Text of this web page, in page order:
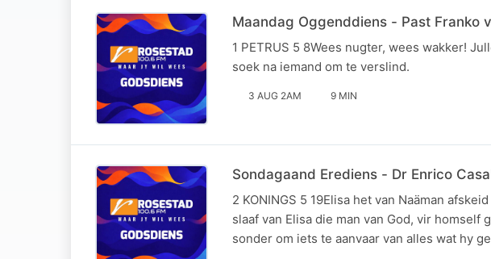
Maandag Oggenddiens - Past Franko
1 PETRUS 5 8Wees nugter, wees wakker!
soek na iemand om te verslind.
3 AUG 2AM 9 MIN
Sondagaand Erediens - Dr Enrico
2 KONINGS 5 19Elisa het van Naäman
slaaf van Elisa die man van God, vir homself
sonder om iets te aanvaar van alles wat hy